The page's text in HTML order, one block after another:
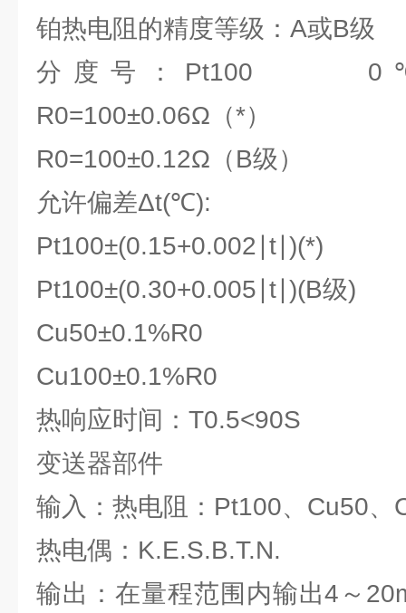
铂热电阻的精度等级：A或B级
分度号：Pt100 0℃
R0=100±0.06Ω（*）
R0=100±0.12Ω（B级）
允许偏差Δt(℃):
Pt100±(0.15+0.002∣t∣)(*)
Pt100±(0.30+0.005∣t∣)(B级)
Cu50±0.1%R0
Cu100±0.1%R0
热响应时间：Т0.5<90S
变送器部件
输入：热电阻：Pt100、Cu50、
热电偶：K.E.S.B.T.N.
输出：在量程范围内输出4～